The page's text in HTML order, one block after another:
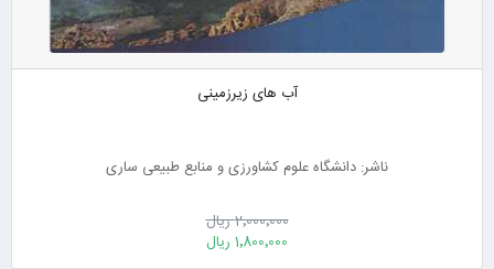
آب های زیرزمینی
ناشر: دانشگاه علوم کشاورزی و منابع طبیعی ساری
2٬000٬000 ریال
1٬800٬000 ریال